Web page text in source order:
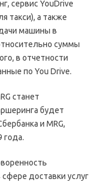
сервис YouDrive
такси), а также
машины в
суммы
в отчетности
по You Drive.
станет
будет
и MRG,
года.
доставки услуг